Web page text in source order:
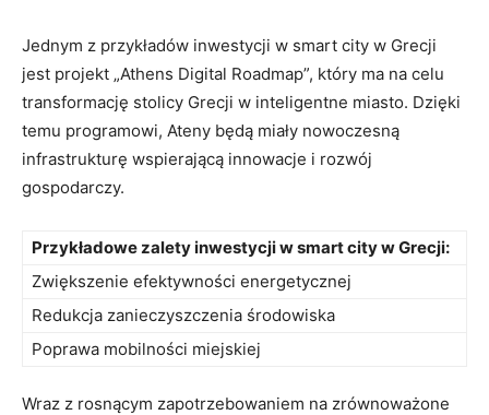
Jednym z przykładów inwestycji w smart city w Grecji
jest projekt „Athens Digital Roadmap”, który ma na celu
transformację stolicy Grecji w inteligentne miasto. Dzięki
temu programowi, Ateny będą miały nowoczesną
infrastrukturę wspierającą innowacje i rozwój
gospodarczy.
Przykładowe zalety inwestycji w smart city w Grecji:
Zwiększenie efektywności energetycznej
Redukcja zanieczyszczenia środowiska
Poprawa mobilności miejskiej
Wraz z rosnącym zapotrzebowaniem na zrównoważone